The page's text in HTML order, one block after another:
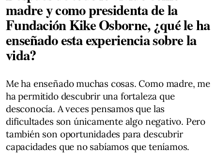
madre y como presidenta de la
Fundación Kike Osborne, ¿qué le ha
enseñado esta experiencia sobre la
vida?
Me ha enseñado muchas cosas. Como madre, me
ha permitido descubrir una fortaleza que
desconocía. A veces pensamos que las
dificultades son únicamente algo negativo. Pero
también son oportunidades para descubrir
capacidades que no sabíamos que teníamos.